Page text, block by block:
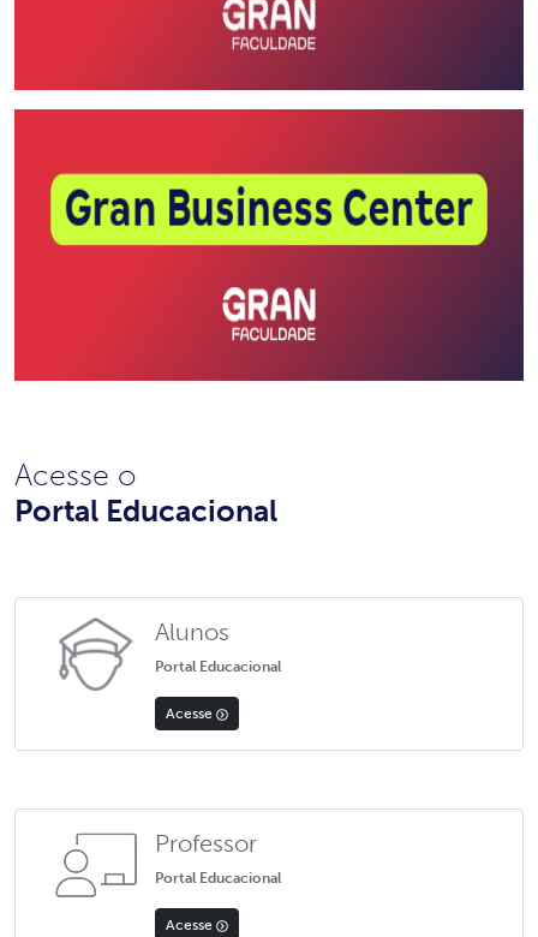
Acesse o
Portal Educacional
Alunos
Portal Educacional
Acesse
Professor
Portal Educacional
Acesse